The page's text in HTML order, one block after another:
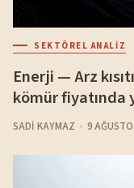
SEKTÖREL ANALIZ
Enerji — Arz
kömür fiyatında
SADI KAYMAZ 9